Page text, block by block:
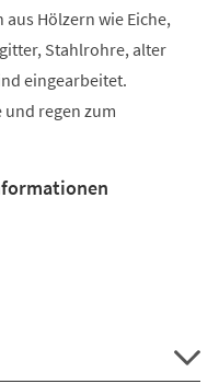
Hölzern wie Eiche,
Stahlrohre, alter
eingearbeitet.
regen zum